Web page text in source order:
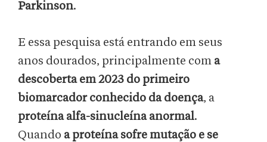
Parkinson.
E essa pesquisa está entrando em seus
anos dourados, principalmente com a
descoberta em 2023 do primeiro
biomarcador conhecido da doença, a
proteína alfa-sinucleína anormal.
Quando a proteína sofre mutação e se